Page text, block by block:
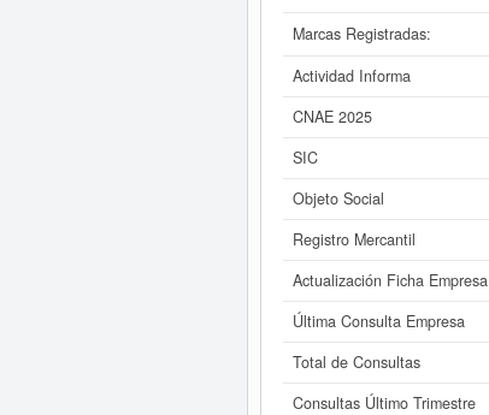
Marcas Registradas:
Actividad Informa
CNAE 2025
SIC
Objeto Social
Registro Mercantil
Actualización Ficha Empresa
Última Consulta Empresa
Total de Consultas
Consultas Último Trimestre